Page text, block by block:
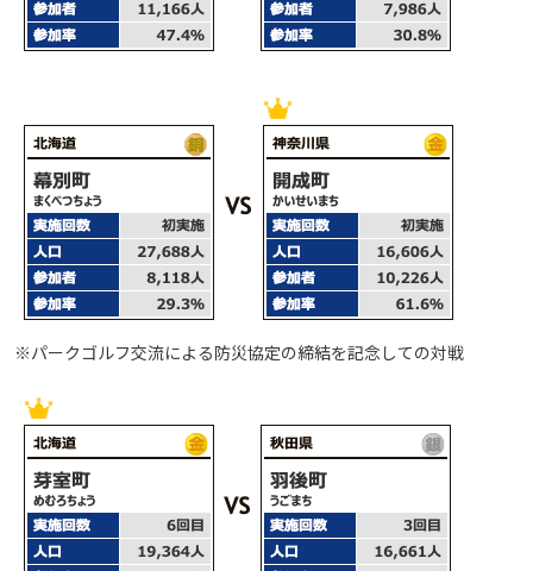
※パークゴルフ交流による防災協定の締結を記念しての対戦